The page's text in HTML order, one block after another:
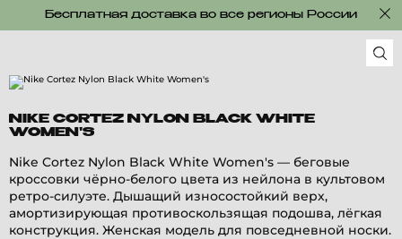
Бесплатная доставка во все регионы России
NIKE CORTEZ NYLON BLACK WHITE
WOMEN'S
Nike Cortez Nylon Black White Women's — беговые
кроссовки чёрно-белого цвета из нейлона в культовом
ретро-силуэте. Дышащий износостойкий верх,
амортизирующая противоскользящая подошва, лёгкая
конструкция. Женская модель для повседневной носки.